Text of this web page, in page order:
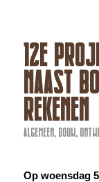
12E
NAAST
REKENEN
ALGEMEEN BOUW
Op woensdag